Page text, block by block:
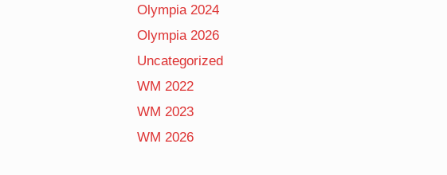
Olympia 2024
Olympia 2026
Uncategorized
WM 2022
WM 2023
WM 2026